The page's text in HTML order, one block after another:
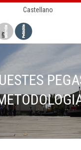
Castellano